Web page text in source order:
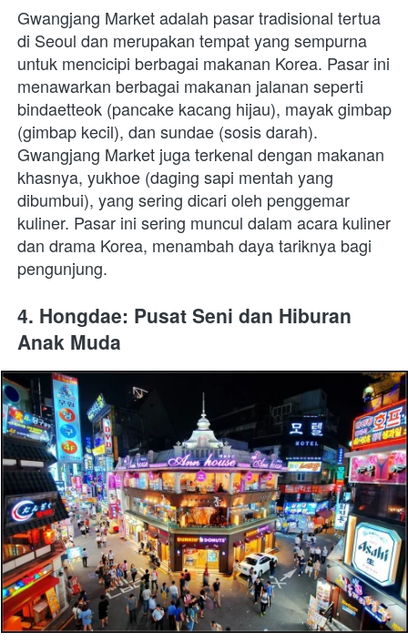
Gwangjang Market adalah pasar tradisional tertua
di Seoul dan merupakan tempat yang sempurna
untuk mencicipi berbagai makanan Korea. Pasar ini
menawarkan berbagai makanan jalanan seperti
bindaetteok (pancake kacang hijau), mayak gimbap
(gimbap kecil), dan sundae (sosis darah).
Gwangjang Market juga terkenal dengan makanan
khasnya, yukhoe (daging sapi mentah yang
dibumbui), yang sering dicari oleh penggemar
kuliner. Pasar ini sering muncul dalam acara kuliner
dan drama Korea, menambah daya tariknya bagi
pengunjung.
4. Hongdae: Pusat Seni dan Hiburan
Anak Muda